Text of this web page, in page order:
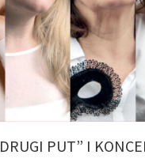
PUT” I